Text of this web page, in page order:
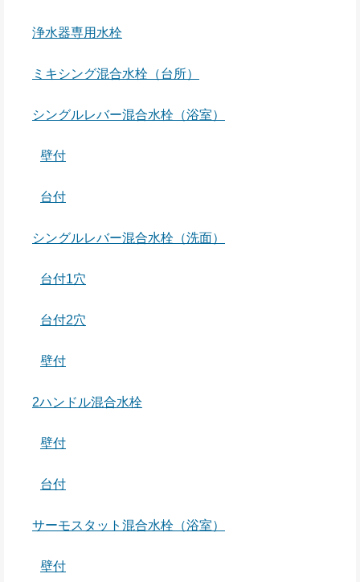
浄水器専用水栓
ミキシング混合水栓（台所）
シングルレバー混合水栓（浴室）
壁付
台付
シングルレバー混合水栓（洗面）
台付1穴
台付2穴
壁付
2ハンドル混合水栓
壁付
台付
サーモスタット混合水栓（浴室）
壁付